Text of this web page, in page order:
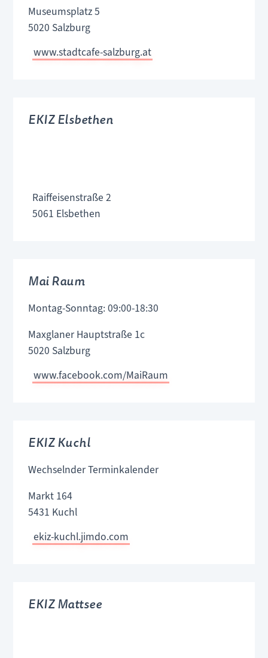
Museumsplatz 5
5020 Salzburg
www.stadtcafe-salzburg.at
EKIZ Elsbethen
Raiffeisenstraße 2
5061 Elsbethen
Mai Raum
Montag-Sonntag: 09:00-18:30
Maxglaner Hauptstraße 1c
5020 Salzburg
www.facebook.com/MaiRaum
EKIZ Kuchl
Wechselnder Terminkalender
Markt 164
5431 Kuchl
ekiz-kuchl.jimdo.com
EKIZ Mattsee